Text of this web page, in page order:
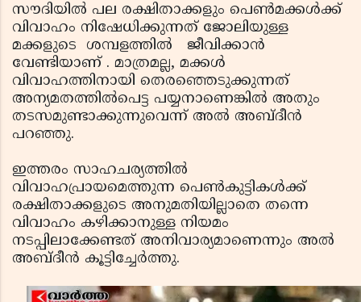
സൗദിയില്‍ പല രക്ഷിതാക്കളും പെണ്‍മക്കള്‍ക്ക്
വിവാഹം നിഷേധിക്കുന്നത് ജോലിയുള്ള
മക്കളുടെ ശമ്പളത്തില്‍ ജീവിക്കാന്‍
വേണ്ടിയാണ് . മാത്രമല്ല, മക്കള്‍
വിവാഹത്തിനായി തെരഞ്ഞെടുക്കുന്നത്
അന്യമതത്തില്‍പെട്ട പയ്യനാണെങ്കില്‍ അതും
തടസമുണ്ടാക്കുന്നുവെന്ന് അല്‍ അബ്ദീന്‍
പറഞ്ഞു.
ഇത്തരം സാഹചര്യത്തില്‍
വിവാഹപ്രായമെത്തുന്ന പെണ്‍കുട്ടികള്‍ക്ക്
രക്ഷിതാക്കളുടെ അനുമതിയില്ലാതെ തന്നെ
വിവാഹം കഴിക്കാനുള്ള നിയമം
നടപ്പിലാക്കേണ്ടത് അനിവാര്യമാണെന്നും അല്‍
അബ്ദീന്‍ കൂട്ടിച്ചേര്‍ത്തു.